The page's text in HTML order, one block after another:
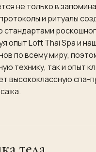
не только в
и ритуалы
стандартами
опыт Loft Thai Spa и
по всему миру,
технику, так и опыт
высококлассную спа-